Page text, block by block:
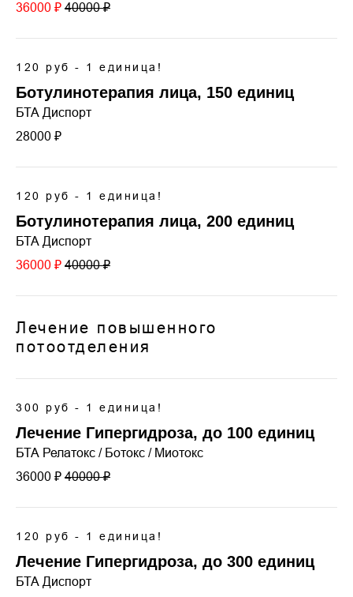
36000 ₽ 40000 ₽
120 руб - 1 единица!
Ботулинотерапия лица, 150 единиц
БТА Диспорт
28000 ₽
120 руб - 1 единица!
Ботулинотерапия лица, 200 единиц
БТА Диспорт
36000 ₽ 40000 ₽
Лечение повышенного
потоотделения
300 руб - 1 единица!
Лечение Гипергидроза, до 100 единиц
БТА Релатокс / Ботокс / Миотокс
36000 ₽ 40000 ₽
120 руб - 1 единица!
Лечение Гипергидроза, до 300 единиц
БТА Диспорт